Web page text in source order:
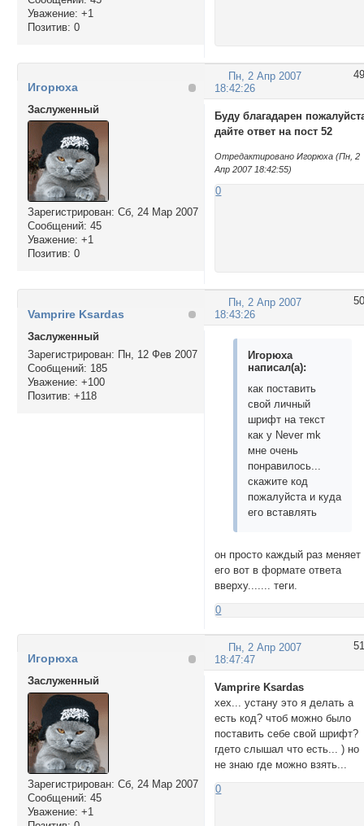
Уважение: +1
Позитив: 0
49
Пн, 2 Апр 2007
18:42:26
Игорюха
Заслуженный
Зарегистрирован: Сб, 24 Мар 2007
Сообщений: 45
Уважение: +1
Позитив: 0
Буду благадарен
дайте ответ на пост 52
Отредактировано Игорюха (Пн, 2
Апр 2007 18:42:55)
0
50
Пн, 2 Апр 2007
18:43:26
Vamprire Ksardas
Заслуженный
Зарегистрирован: Пн, 12 Фев 2007
Сообщений: 185
Уважение: +100
Позитив: +118
Игорюха
написал(а):
как поставить
свой личный
шрифт на текст
как у Never mk
мне очень
понравилось...
скажите код
пожалуйста и куда
его вставлять
он просто каждый раз меняет
его вот в формате ответа
вверху....... теги.
0
51
Пн, 2 Апр 2007
18:47:47
Игорюха
Заслуженный
Зарегистрирован: Сб, 24 Мар 2007
Сообщений: 45
Уважение: +1
Vamprire Ksardas
хех... устану это я делать а
есть код? чтоб можно было
поставить себе свой шрифт?
гдето слышал что есть... ) но
не знаю где можно взять...
0